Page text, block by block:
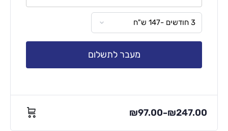
מעבר לתשלום
₪97.00–₪247.00